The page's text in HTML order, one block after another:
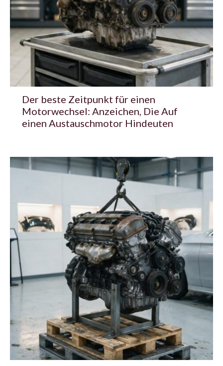
Der beste Zeitpunkt für einen
Motorwechsel: Anzeichen, Die Auf
einen Austauschmotor Hindeuten